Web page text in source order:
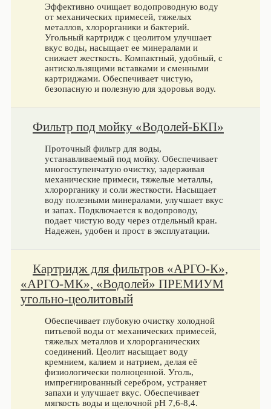
Эффективно очищает водопроводную воду
от механических примесей, тяжелых
металлов, хлорорганики и бактерий.
Угольный картридж с цеолитом улучшает
вкус воды, насыщает ее минералами и
снижает жесткость. Компактный, удобный, с
антискользящими вставками и сменными
картриджами. Обеспечивает чистую,
безопасную и полезную для здоровья воду.
Фильтр под мойку «Водолей-БКП»
Проточный фильтр для воды,
устанавливаемый под мойку. Обеспечивает
многоступенчатую очистку, задерживая
механические примеси, тяжелые металлы,
хлорорганику и соли жесткости. Насыщает
воду полезными минералами, улучшает вкус
и запах. Подключается к водопроводу,
подает чистую воду через отдельный кран.
Надежен, удобен и прост в эксплуатации.
Картридж для фильтров «АРГО-К»,
«АРГО-МК», «Водолей» ПРЕМИУМ
угольно-цеолитовый
Обеспечивает глубокую очистку холодной
питьевой воды от механических примесей,
тяжелых металлов и хлорорганических
соединений. Цеолит насыщает воду
кремнием, калием и натрием, делая её
физиологически полноценной. Уголь,
импрегнированный серебром, устраняет
запахи и улучшает вкус. Обеспечивает
мягкость воды и щелочной pH 7,6-8,4.